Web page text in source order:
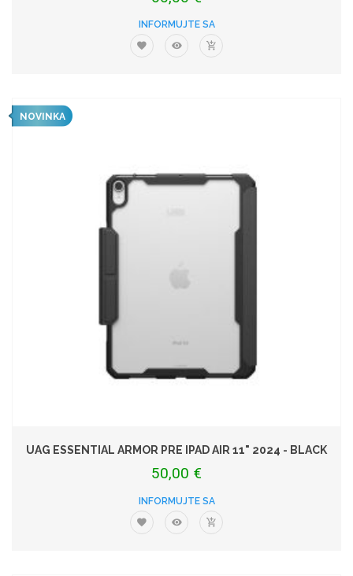
INFORMUJTE SA
NOVINKA
UAG ESSENTIAL ARMOR PRE IPAD AIR 11" 2024 - BLACK
50,00 €
INFORMUJTE SA